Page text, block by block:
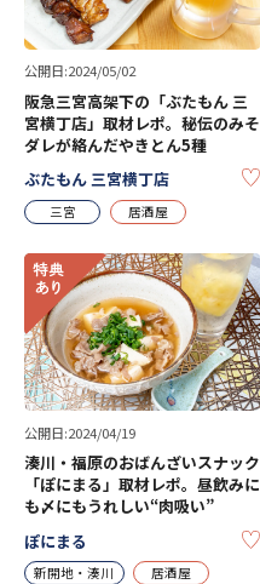
公開日:2024/05/02
阪急三宮高架下の「ぶたもん 三
宮横丁店」取材レポ。秘伝のみそ
ダレが絡んだやきとん5種
ぶたもん 三宮横丁店
三宮 居酒屋
公開日:2024/04/19
湊川・福原のおばんざいスナック
「ぽにまる」取材レポ。昼飲みに
も〆にもうれしい“肉吸い”
ぽにまる
新開地・湊川 居酒屋